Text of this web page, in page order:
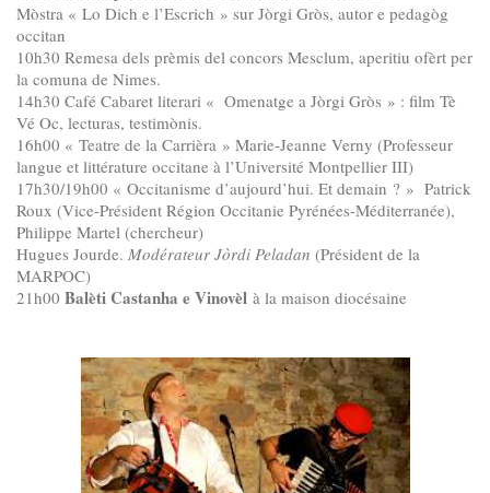
Mòstra « Lo Dich e l’Escrich » sur Jòrgi Gròs, autor e pedagòg
occitan
10h30 Remesa dels prèmis del concors Mesclum, aperitiu ofèrt per
la comuna de Nimes.
14h30 Café Cabaret literari « Omenatge a Jòrgi Gròs » : film Tè
Vé Oc, lecturas, testimònis.
16h00 « Teatre de la Carrièra » Marie-Jeanne Verny (Professeur
langue et littérature occitane à l’Université Montpellier III)
17h30/19h00 « Occitanisme d’aujourd’hui. Et demain ? » Patrick
Roux (Vice-Président Région Occitanie Pyrénées-Méditerranée),
Philippe Martel (chercheur)
Hugues Jourde. Modérateur Jòrdi Peladan (Président de la
MARPOC)
21h00 Balèti Castanha e Vinovèl à la maison diocésaine